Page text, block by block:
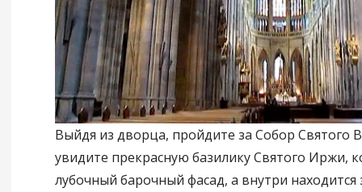
Выйдя из дворца, пройдите за Собор Святого
увидите прекрасную базилику Святого Иржи,
лубочный барочный фасад, а внутри находится